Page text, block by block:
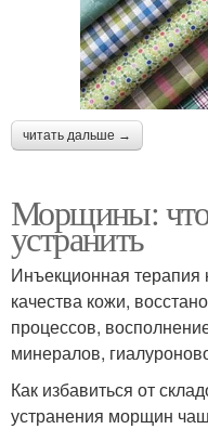
читать дальше →
Морщины: что
устранить
Инъекционная
качества кожи,
процессов,
минералов,
Как избавиться от
устранения морщин